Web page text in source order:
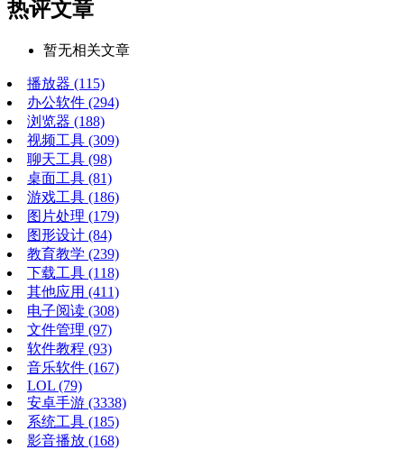
热评文章
暂无相关文章
播放器 (115)
办公软件 (294)
浏览器 (188)
视频工具 (309)
聊天工具 (98)
桌面工具 (81)
游戏工具 (186)
图片处理 (179)
图形设计 (84)
教育教学 (239)
下载工具 (118)
其他应用 (411)
电子阅读 (308)
文件管理 (97)
软件教程 (93)
音乐软件 (167)
LOL (79)
安卓手游 (3338)
系统工具 (185)
影音播放 (168)